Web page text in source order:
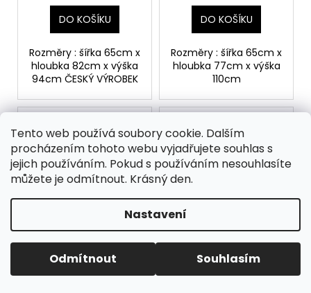
Tento web používá soubory cookie. Dalším
procházením tohoto webu vyjadřujete souhlas s
jejich používáním. Pokud s používáním nesouhlasíte
můžete je odmítnout. Krásný den.
Nastavení
Odmítnout Souhlasím
DO KOŠÍKU
Rozměry : šířka 65cm x
hloubka 82cm x výška
94cm ČESKÝ VÝROBEK
DO KOŠÍKU
Rozměry : šířka 65cm x
hloubka 77cm x výška
110cm
Křeslo AQ-0940
Skladem
16 790 Kč bez DPH
Křeslo AQ-0951
Skladem
16 790 Kč bez DPH